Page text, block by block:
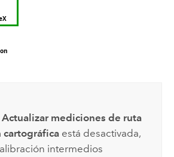
Actualizar mediciones de ruta
cartográfica está desactivada,
intermedios